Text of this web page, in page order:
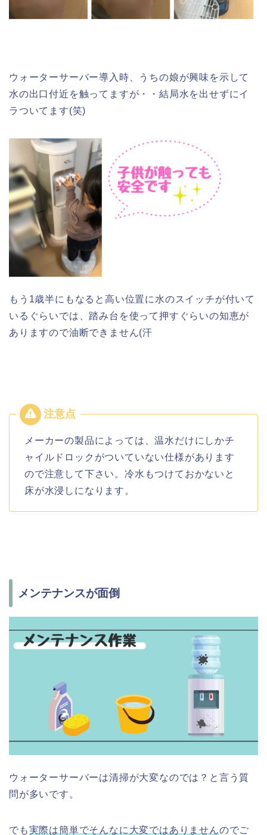
ウォーターサーバー導入時、うちの娘が興味を示して
水の出口付近を触ってますが・・結局水を出せずにイ
ラついてます(笑)
もう1歳半にもなると高い位置に水のスイッチが付いて
いるぐらいでは、踏み台を使って押すぐらいの知恵が
ありますので油断できません(汗
メーカーの製品によっては、温水だけにしかチ
ャイルドロックがついていない仕様があります
ので注意して下さい。冷水もつけておかないと
床が水浸しになります。
メンテナンスが面倒
ウォーターサーバーは清掃が大変なのでは？と言う質
問が多いです。
でも実際は簡単でそんなに大変ではありませんのでご